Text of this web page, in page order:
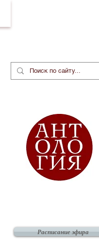
Расписание эфира